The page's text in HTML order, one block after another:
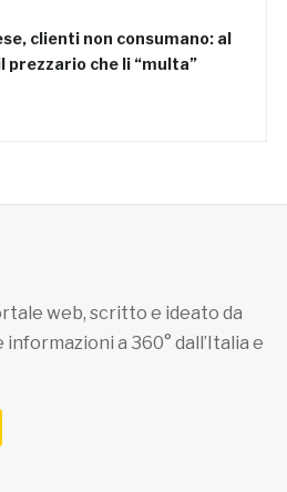
clienti non consumano: al
prezzario che li “multa”
web, scritto e ideato da
a 360° dall’Italia e